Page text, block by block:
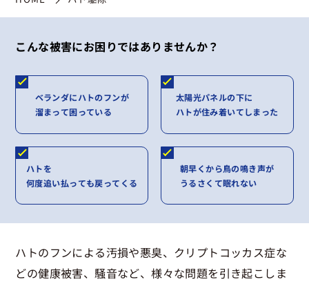
こんな被害にお困りではありませんか？
ベランダにハトのフンが
溜まって困っている
太陽光パネルの下に
ハトが住み着いてしまった
ハトを
何度追い払っても戻ってくる
朝早くから鳥の鳴き声が
うるさくて眠れない
ハトのフンによる汚損や悪臭、クリプトコッカス症な
どの健康被害、騒音など、様々な問題を引き起こしま